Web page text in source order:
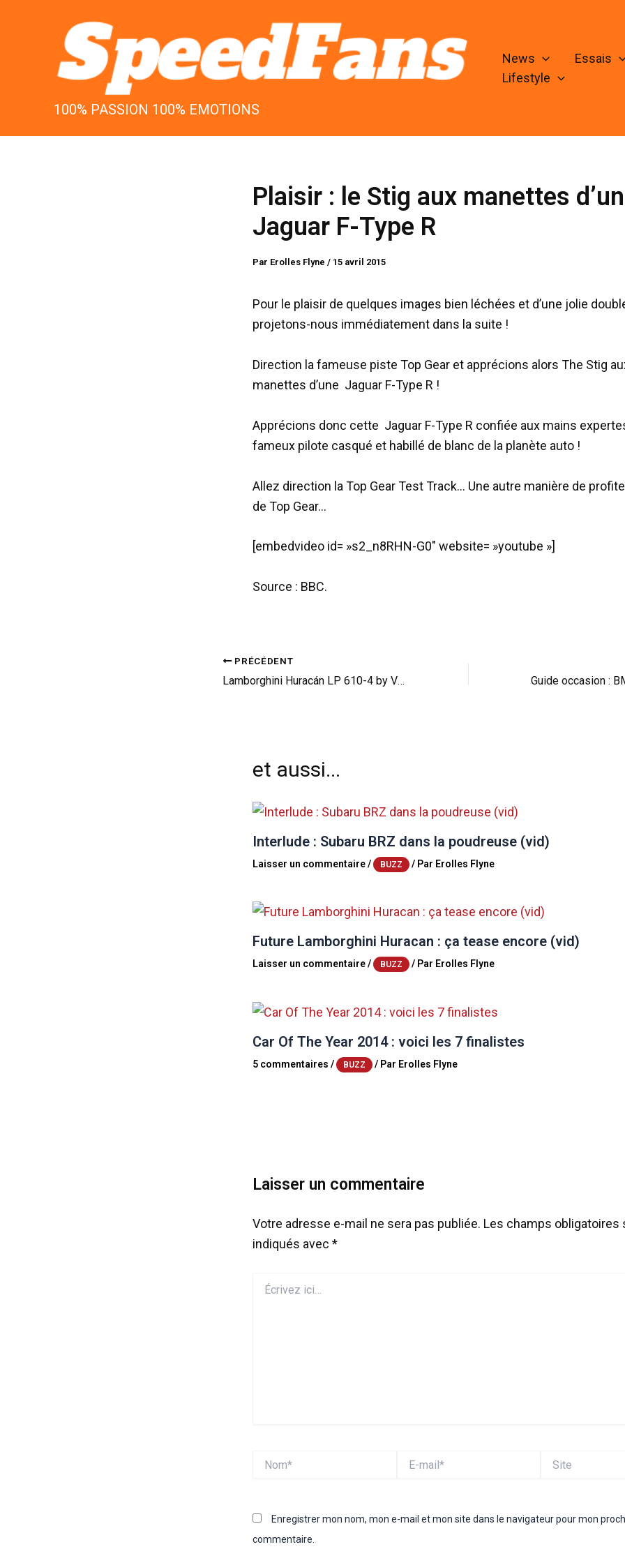
100% PASSION 100% EMOTIONS
News
Essais
Lifestyle
Plaisir : le Stig aux manettes
Jaguar F-Type R
Par Erolles Flyne / 15 avril 2015
Pour le plaisir de quelques images bien léchées et d’une jolie
projetons-nous immédiatement dans la suite !
Direction la fameuse piste Top Gear et apprécions alors The Stig
manettes d’une Jaguar F-Type R !
Apprécions donc cette Jaguar F-Type R confiée aux mains
fameux pilote casqué et habillé de blanc de la planète auto !
Allez direction la Top Gear Test Track… Une autre manière de
de Top Gear…
[embedvideo id= »s2_n8RHN-G0″ website= »youtube »]
Source : BBC.
PRÉCÉDENT
Lamborghini Huracán LP 610-4 by Vorsteiner : du style
et aussi...
Interlude : Subaru BRZ dans la poudreuse (vid)
Laisser un commentaire/ BUZZ / Par Erolles Flyne
Future Lamborghini Huracan : ça tease encore (vid)
Laisser un commentaire/ BUZZ / Par Erolles Flyne
Car Of The Year 2014 : voici les 7 finalistes
5 commentaires / BUZZ / Par Erolles Flyne
Laisser un commentaire
Votre adresse e-mail ne sera pas publiée. Les champs obligatoires
indiqués avec *
ici…
mail*
Enregistrer mon nom, mon e-mail et mon site dans le navigateur pour mon
commentaire.